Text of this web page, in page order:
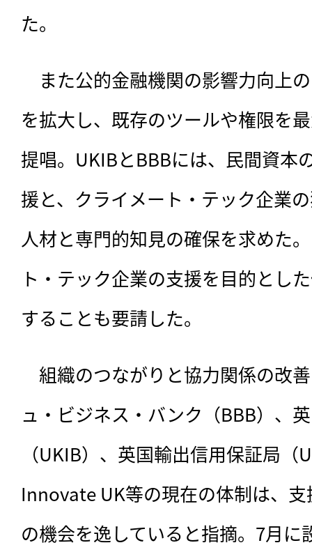
た。
また公的金融機関の影響力向上
を拡大し、既存のツールや権限を
提唱。UKIBとBBBには、民間資本
援と、クライメート・テック企業
人材と専門的知見の確保を求めた
ト・テック企業の支援を目的とし
することも要請した。
組織のつながりと協力関係の改
ュ・ビジネス・バンク（BBB）、
（UKIB）、英国輸出信用保証局
Innovate UK等の現在の体制は、
の機会を逸していると指摘。7月